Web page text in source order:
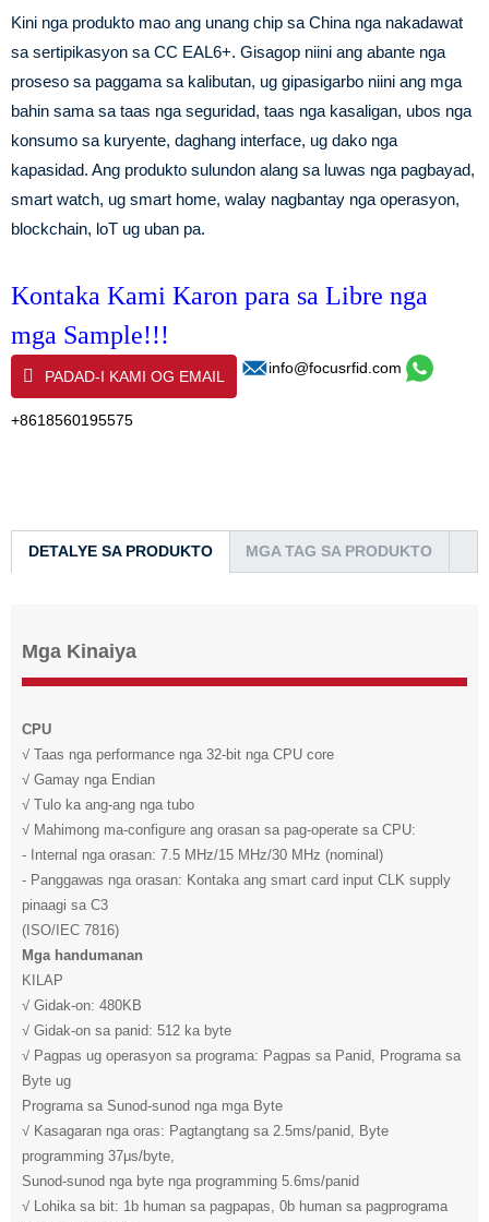
Kini nga produkto mao ang unang chip sa China nga nakadawat
sa sertipikasyon sa CC EAL6+. Gisagop niini ang abante nga
proseso sa paggama sa kalibutan, ug gipasigarbo niini ang mga
bahin sama sa taas nga seguridad, taas nga kasaligan, ubos nga
konsumo sa kuryente, daghang interface, ug dako nga
kapasidad. Ang produkto sulundon alang sa luwas nga pagbayad,
smart watch, ug smart home, walay nagbantay nga operasyon,
blockchain, loT ug uban pa.
Kontaka Kami Karon para sa Libre nga
mga Sample!!!
PADAD-I KAMI OG EMAIL
info@focusrfid.com
+8618560195575
DETALYE SA PRODUKTO MGA TAG SA PRODUKTO
Mga Kinaiya
CPU
√ Taas nga performance nga 32-bit nga CPU core
√ Gamay nga Endian
√ Tulo ka ang-ang nga tubo
√ Mahimong ma-configure ang orasan sa pag-operate sa CPU:
- Internal nga orasan: 7.5 MHz/15 MHz/30 MHz (nominal)
- Panggawas nga orasan: Kontaka ang smart card input CLK supply
pinaagi sa C3
(ISO/IEC 7816)
Mga handumanan
KILAP
√ Gidak-on: 480KB
√ Gidak-on sa panid: 512 ka byte
√ Pagpas ug operasyon sa programa: Pagpas sa Panid, Programa sa
Byte ug
Programa sa Sunod-sunod nga mga Byte
√ Kasagaran nga oras: Pagtangtang sa 2.5ms/panid, Byte
programming 37μs/byte,
Sunod-sunod nga byte nga programming 5.6ms/panid
√ Lohika sa bit: 1b human sa pagpapas, 0b human sa pagprograma